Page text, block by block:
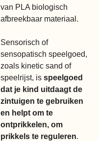
van PLA biologisch
afbreekbaar materiaal.
Sensorisch of
sensopatisch speelgoed,
zoals kinetic sand of
speelrijst, is speelgoed
dat je kind uitdaagt de
zintuigen te gebruiken
en helpt om te
ontprikkelen, om
prikkels te reguleren.